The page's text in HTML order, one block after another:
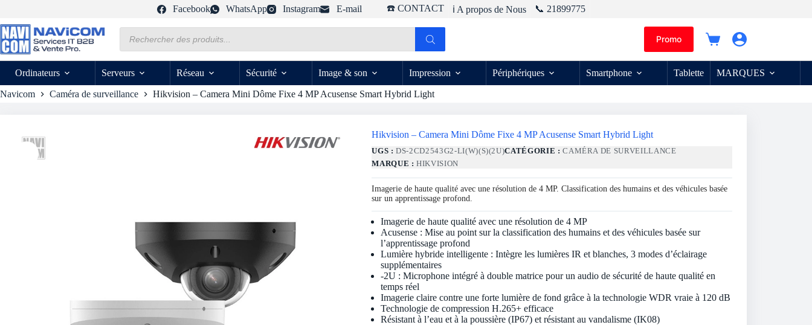
contenu
Facebook WhatsApp Instagram E-mail ☎️ CONTACT ℹ️ A propos de Nous 📞 21899775
produits
Promo
Panier
Ordinateurs
Serveurs Réseau Sécurité Image & son Impression Périphériques Smartphone Tablette MARQUES
Navicom Caméra de surveillance Hikvision – Camera Mini Dôme Fixe 4 MP Acusense Smart Hybrid Light
Hikvision – Camera Mini Dôme Fixe 4 MP Acusense Smart Hybrid Light
UGS :DS-2CD2543G2-LI(W)(S)(2U)CATÉGORIE :CAMÉRA DE SURVEILLANCE
MARQUE :HIKVISION
Imagerie de haute qualité avec une résolution de 4 MP. Classification des humains et des véhicules basée
sur un apprentissage profond.
Imagerie de haute qualité avec une résolution de 4 MP
Acusense : Mise au point sur la classification des humains et des véhicules basée sur
l’apprentissage profond
Lumière hybride intelligente : Intègre les lumières IR et blanches, 3 modes d’éclairage
supplémentaires
-2U : Microphone intégré à double matrice pour un audio de sécurité de haute qualité en
temps réel
Imagerie claire contre une forte lumière de fond grâce à la technologie WDR vraie à 120 dB
Technologie de compression H.265+ efficace
Résistant à l’eau et à la poussière (IP67) et résistant au vandalisme (IK08)